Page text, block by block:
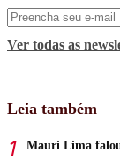
Ver todas as
Leia também
Mauri Lima falou